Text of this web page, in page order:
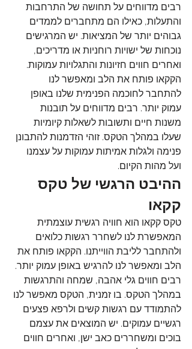
רבים מדווחים על תחושה של התרחבות
והתעלות, כאילו הם מתחברים לממדים
גבוהים יותר של המציאות. יש המרגישים
נוכחות של ישויות רוחניות או מדריכים,
ואחרים חווים חזיונות והתגלויות עמוקות.
הקקאו פותח את הלב ומאפשר לנו
להתחבר לחוכמה הפנימית שלנו באופן
עמוק יותר. רבים מדווחים על תובנות
משנות חיים ותשובות לשאלות קיומיות
שעלו במהלך הטקס. זוהי הזדמנות להתבונן
פנימה ולגלות אמיתות עמוקות על עצמנו
ועל מהות הקיום.
ההיבט הרגשי של טקס
קקאו
טקס קקאו הוא חוויה רגשית עוצמתית
המאפשרת לנו לשחרר רגשות כלואים
ולהתחבר לליבת הווייתנו. הקקאו פותח את
הלב ומאפשר לנו להרגיש באופן עמוק יותר.
רבים חווים גלי אהבה, שמחה והתרגשות
במהלך הטקס. בו זמנית, הטקס מאפשר לנו
להתמודד עם רגשות קשים ולרפא פצעים
רגשיים עמוקים. יש המוצאים את עצמם
בוכים ומשחררים כאב ישן, ואחרים חווים